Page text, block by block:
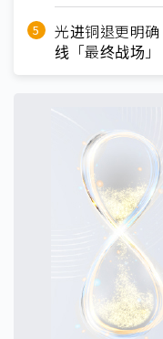
光进铜退更明
线「最终战场」